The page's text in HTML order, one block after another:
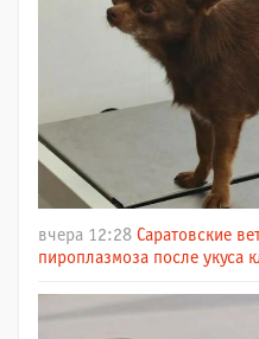
вчера 12:28 Саратовские
пироплазмоза после укуса